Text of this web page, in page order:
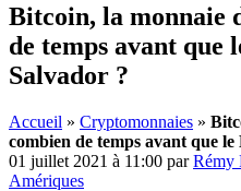
Bitcoin, la monnaie
de temps avant que
Salvador ?
Accueil » Cryptomonnaies »
combien de temps avant que
01 juillet 2021 à 11:00 parRémy
Amériques